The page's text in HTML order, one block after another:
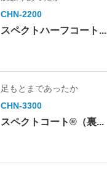
CHN-2200
スペクトハーフコート...
足もとまであったか
CHN-3300
スペクトコート®（裏...